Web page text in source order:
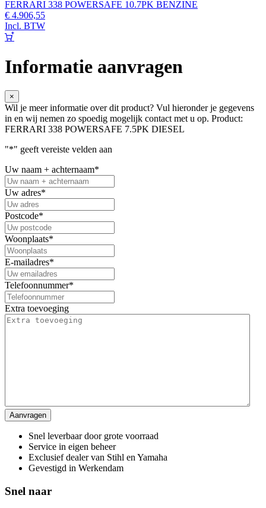
FERRARI 338 POWERSAFE 10.7PK BENZINE
€ 4.906,55
Incl. BTW
Informatie aanvragen
×
Wil je meer informatie over dit product? Vul hieronder je gegevens
in en wij nemen zo spoedig mogelijk contact met u op. Product:
FERRARI 338 POWERSAFE 7.5PK DIESEL
"*" geeft vereiste velden aan
Uw naam + achternaam*
Uw adres*
Postcode*
Woonplaats*
E-mailadres*
Telefoonnummer*
Extra toevoeging
Snel leverbaar door grote voorraad
Service in eigen beheer
Exclusief dealer van Stihl en Yamaha
Gevestigd in Werkendam
Snel naar